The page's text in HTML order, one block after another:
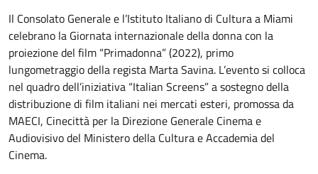
Il Consolato Generale e l’Istituto Italiano di Cultura a Miami
celebrano la Giornata internazionale della donna con la
proiezione del film “Primadonna” (2022), primo
lungometraggio della regista Marta Savina. L’evento si colloca
nel quadro dell’iniziativa “Italian Screens” a sostegno della
distribuzione di film italiani nei mercati esteri, promossa da
MAECI, Cinecittà per la Direzione Generale Cinema e
Audiovisivo del Ministero della Cultura e Accademia del
Cinema.